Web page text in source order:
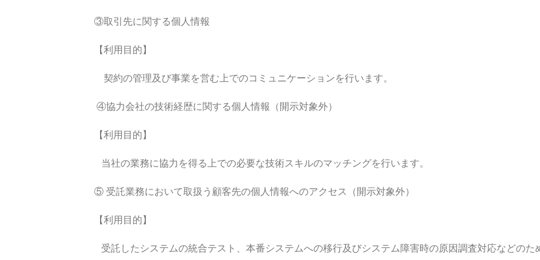
③取引先に関する個人情報
【利用目的】
契約の管理及び事業を営む上でのコミュニケーションを行います。
④協力会社の技術経歴に関する個人情報（開示対象外）
【利用目的】
当社の業務に協力を得る上での必要な技術スキルのマッチングを行います。
⑤ 受託業務において取扱う顧客先の個人情報へのアクセス（開示対象外）
【利用目的】
受託したシステムの統合テスト、本番システムへの移行及びシステム障害時の原因調査対応などのた